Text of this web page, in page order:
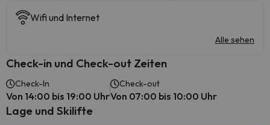
Wifi und Internet
Alle sehen
Check-in und Check-out Zeiten
Check-In
Von 14:00 bis 19:00 Uhr
Check-out
Von 07:00 bis 10:00 Uhr
Lage und Skilifte